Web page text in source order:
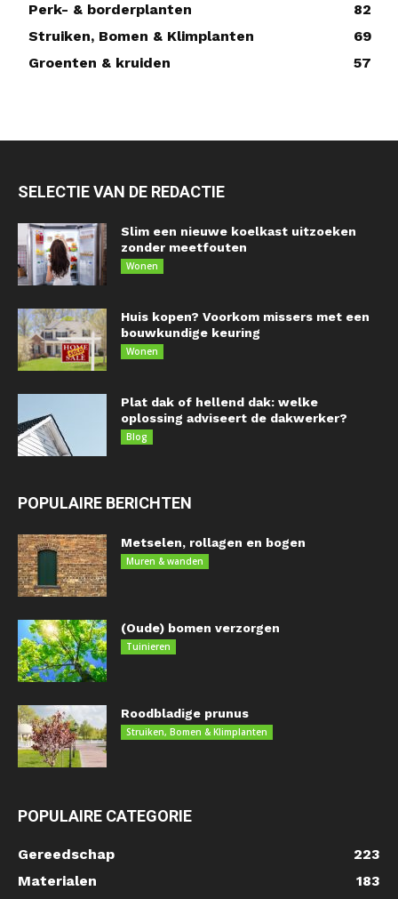
Perk- & borderplanten
82
Struiken, Bomen & Klimplanten
69
Groenten & kruiden
57
SELECTIE VAN DE REDACTIE
Slim een nieuwe koelkast uitzoeken
zonder meetfouten
Wonen
Huis kopen? Voorkom missers met een
bouwkundige keuring
Wonen
Plat dak of hellend dak: welke
oplossing adviseert de dakwerker?
Blog
POPULAIRE BERICHTEN
Metselen, rollagen en bogen
Muren & wanden
(Oude) bomen verzorgen
Tuinieren
Roodbladige prunus
Struiken, Bomen & Klimplanten
POPULAIRE CATEGORIE
Gereedschap
223
Materialen
183